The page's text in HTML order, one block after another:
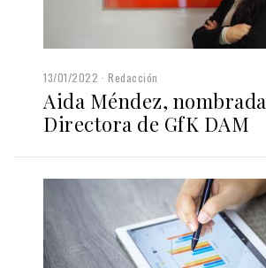
13/01/2022 Redacción
Aida Méndez, nombrada
Directora de GfK DAM